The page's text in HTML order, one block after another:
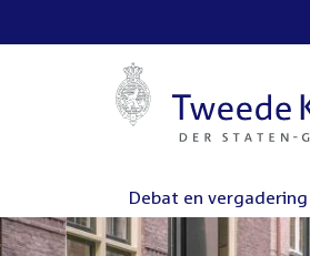
Debat en vergadering